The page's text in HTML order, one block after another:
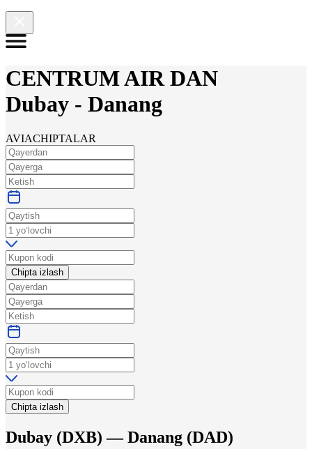
CENTRUM AIR DAN
Dubay - Danang
AVIACHIPTALAR
Chipta izlash
Chipta izlash
Dubay (DXB) —Danang (DAD)